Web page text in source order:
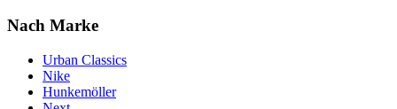
Nach Marke
Urban Classics
Nike
Hunkemöller